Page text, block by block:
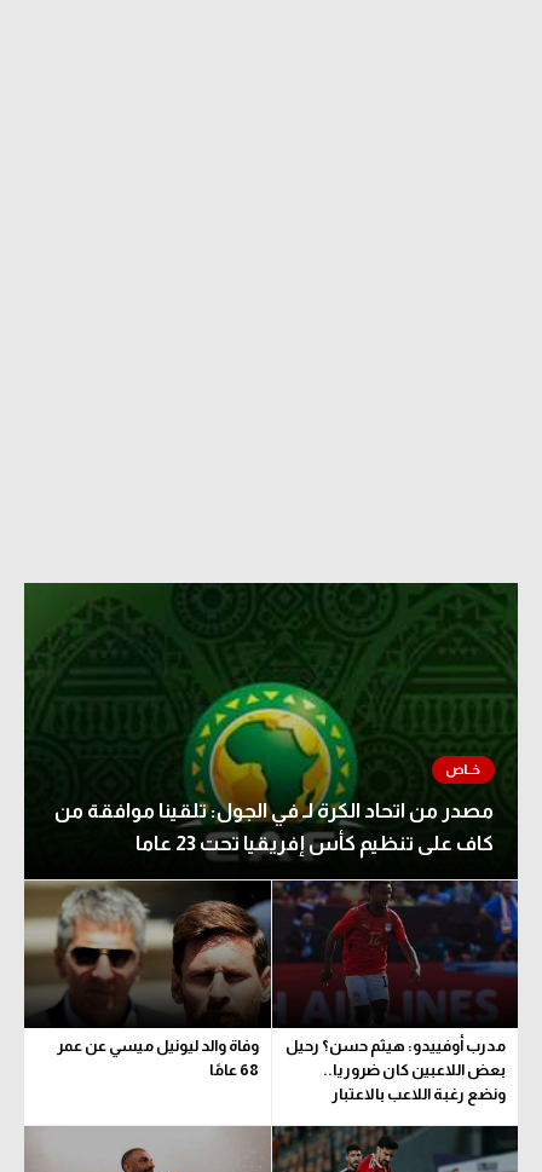
مصدر من اتحاد الكرة لـ في الجول: تلقينا موافقة من
كاف على تنظيم كأس إفريقيا تحت 23 عاما
مدرب أوفييدو: هيثم حسن؟ رحيل
بعض اللاعبين كان ضروريا..
ونضع رغبة اللاعب بالاعتبار
وفاة والد ليونيل ميسي عن عمر
68 عامًا